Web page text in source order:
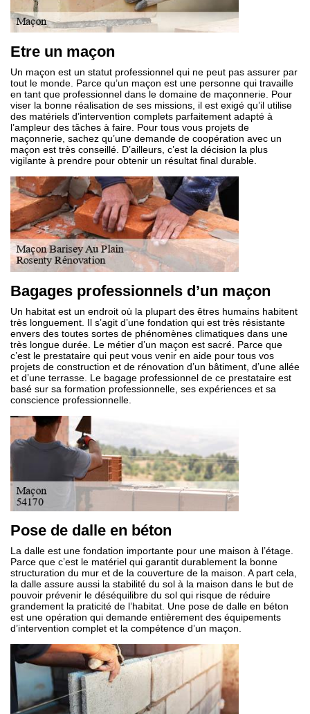
Etre un maçon
Un maçon est un statut professionnel qui ne peut pas assurer par
tout le monde. Parce qu’un maçon est une personne qui travaille
en tant que professionnel dans le domaine de maçonnerie. Pour
viser la bonne réalisation de ses missions, il est exigé qu’il utilise
des matériels d’intervention complets parfaitement adapté à
l’ampleur des tâches à faire. Pour tous vous projets de
maçonnerie, sachez qu’une demande de coopération avec un
maçon est très conseillé. D’ailleurs, c’est la décision la plus
vigilante à prendre pour obtenir un résultat final durable.
Bagages professionnels d’un maçon
Un habitat est un endroit où la plupart des êtres humains habitent
très longuement. Il s’agit d’une fondation qui est très résistante
envers des toutes sortes de phénomènes climatiques dans une
très longue durée. Le métier d’un maçon est sacré. Parce que
c’est le prestataire qui peut vous venir en aide pour tous vos
projets de construction et de rénovation d’un bâtiment, d’une allée
et d’une terrasse. Le bagage professionnel de ce prestataire est
basé sur sa formation professionnelle, ses expériences et sa
conscience professionnelle.
Pose de dalle en béton
La dalle est une fondation importante pour une maison à l’étage.
Parce que c’est le matériel qui garantit durablement la bonne
structuration du mur et de la couverture de la maison. A part cela,
la dalle assure aussi la stabilité du sol à la maison dans le but de
pouvoir prévenir le déséquilibre du sol qui risque de réduire
grandement la praticité de l’habitat. Une pose de dalle en béton
est une opération qui demande entièrement des équipements
d’intervention complet et la compétence d’un maçon.